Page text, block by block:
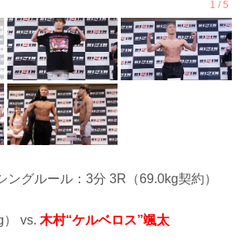
ングルール：3分 3R（69.0kg契約）
） vs. 木村“ケルベロス”颯太